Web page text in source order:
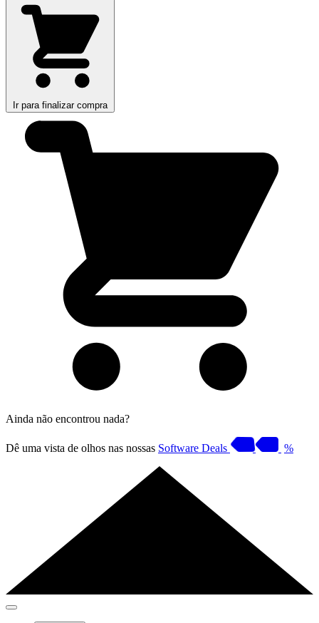
Ir para finalizar compra
Ainda não encontrou nada?
Dê uma vista de olhos nas nossas Software Deals %